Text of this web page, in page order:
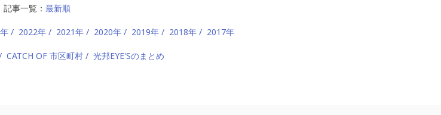
記事一覧： 最新順
2022年 2021年 2020年 2019年 2018年 2017年
CATCH OF 市区町村 光邦EYE'Sのまとめ